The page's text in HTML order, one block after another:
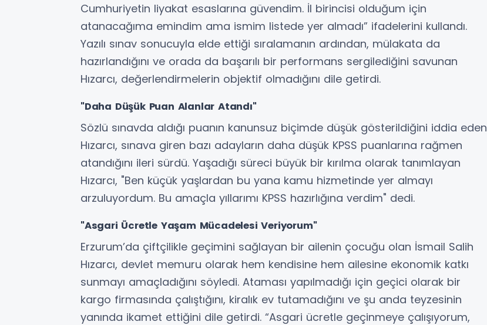
Cumhuriyetin liyakat esaslarına güvendim. İl birincisi olduğum için
atanacağıma emindim ama ismim listede yer almadı” ifadelerini kullandı.
Yazılı sınav sonucuyla elde ettiği sıralamanın ardından, mülakata da
hazırlandığını ve orada da başarılı bir performans sergilediğini savunan
Hızarcı, değerlendirmelerin objektif olmadığını dile getirdi.
"Daha Düşük Puan Alanlar Atandı"
Sözlü sınavda aldığı puanın kanunsuz biçimde düşük gösterildiğini iddia eden
Hızarcı, sınava giren bazı adayların daha düşük KPSS puanlarına rağmen
atandığını ileri sürdü. Yaşadığı süreci büyük bir kırılma olarak tanımlayan
Hızarcı, "Ben küçük yaşlardan bu yana kamu hizmetinde yer almayı
arzuluyordum. Bu amaçla yıllarımı KPSS hazırlığına verdim" dedi.
"Asgari Ücretle Yaşam Mücadelesi Veriyorum"
Erzurum’da çiftçilikle geçimini sağlayan bir ailenin çocuğu olan İsmail Salih
Hızarcı, devlet memuru olarak hem kendisine hem ailesine ekonomik katkı
sunmayı amaçladığını söyledi. Ataması yapılmadığı için geçici olarak bir
kargo firmasında çalıştığını, kiralık ev tutamadığını ve şu anda teyzesinin
yanında ikamet ettiğini dile getirdi. “Asgari ücretle geçinmeye çalışıyorum,